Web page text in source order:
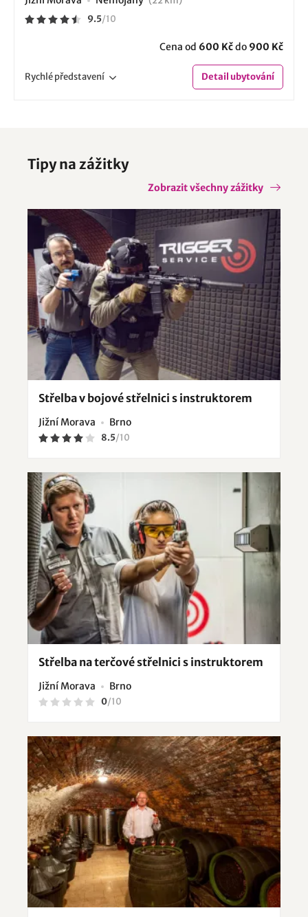
9.5/10
Cena od 600 Kčdo 900 Kč
Rychlépředstavení Detailubytování
Tipy na zážitky
Zobrazit všechny zážitky
Střelba v bojové střelnici s instruktorem
Jižní Morava Brno
8.5/10
Střelba na terčové střelnici s instruktorem
Jižní Morava Brno
0/10